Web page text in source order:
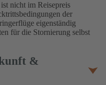
nicht im Reisepreis
der
eigenständig
für die Stornierung selbst
&